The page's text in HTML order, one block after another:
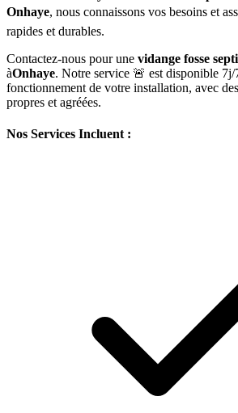
Onhaye, nous connaissons vos besoins et
rapides et durables.
Contactez-nous pour une vidange fosse
àOnhaye. Notre service 🚨 est disponible
fonctionnement de votre installation, avec
propres et agréées.
Nos Services Incluent :